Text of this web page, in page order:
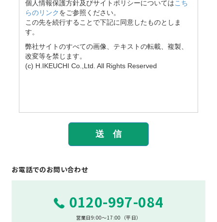
お電話でのお問い合わせ
0120-997-084
営業日9:00～17:00（平日）